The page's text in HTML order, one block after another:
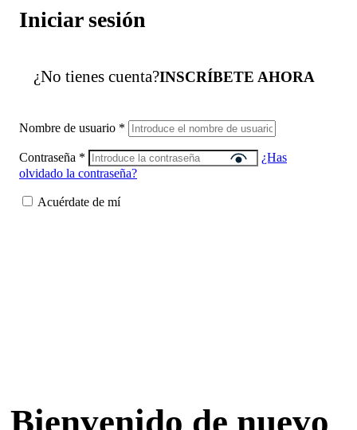
Iniciar sesión
¿No tienes cuenta?INSCRÍBETE AHORA
Nombre de usuario *
Contraseña *
¿Has
olvidado la contraseña?
Acuérdate de mí